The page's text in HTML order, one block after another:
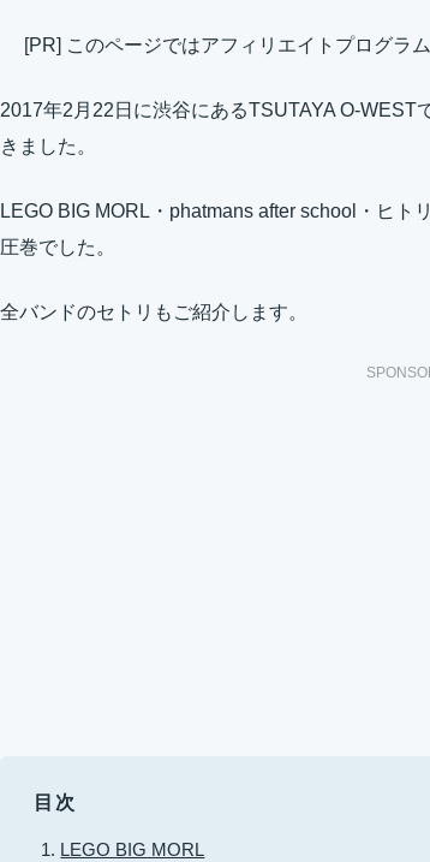
[PR] このページではアフィリエイトプログラ
2017年2月22日に渋谷にあるTSUTAYA O-
きました。
LEGO BIG MORL・phatmans after school・ヒ
圧巻でした。
全バンドのセトリもご紹介します。
目次
LEGO BIG MORL